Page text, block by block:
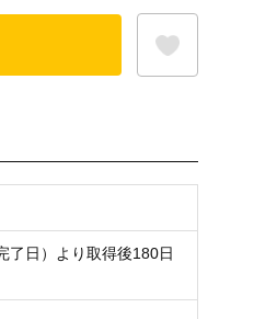
了日）より取得後180日